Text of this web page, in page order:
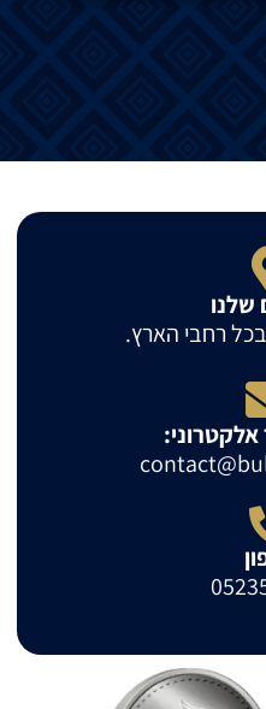
שלנו
בכל רחבי הארץ.